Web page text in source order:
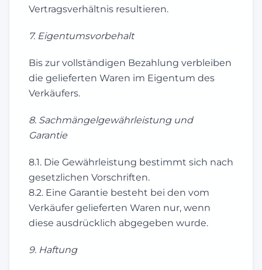
Vertragsverhältnis resultieren.
7. Eigentumsvorbehalt
Bis zur vollständigen Bezahlung verbleiben
die gelieferten Waren im Eigentum des
Verkäufers.
8. Sachmängelgewährleistung und
Garantie
8.1. Die Gewährleistung bestimmt sich nach
gesetzlichen Vorschriften.
8.2. Eine Garantie besteht bei den vom
Verkäufer gelieferten Waren nur, wenn
diese ausdrücklich abgegeben wurde.
9. Haftung